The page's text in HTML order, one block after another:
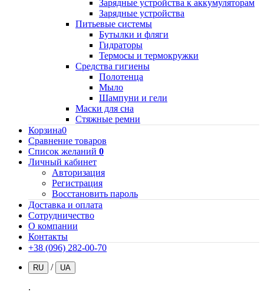
Зарядные устройства к аккумуляторам
Зарядные устройства
Питьевые системы
Бутылки и фляги
Гидраторы
Термосы и термокружки
Средства гигиены
Полотенца
Мыло
Шампуни и гели
Маски для сна
Стяжные ремни
Корзина0
Сравнение товаров
Список желаний 0
Личный кабинет
Авторизация
Регистрация
Восстановить пароль
Доставка и оплата
Сотрудничество
О компании
Контакты
+38 (096) 282-00-70
RU / UA
.